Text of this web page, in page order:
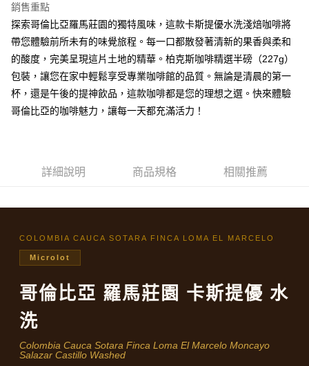
AFTEE先享後付
相關說明
【關於「AFTEE先享後付」】
AFTEE先享後付是「在收到商品之後才付款」的支付方式。 讓您購物簡單
便利好安心！
１．簡單：不需註冊會員、不需綁卡、不需儲值。
２．便利：只要手機號碼，簡訊認證，即可結帳。
２．訂單成立數日內，您將收到繳費通知簡訊。
３．收到繳費通知簡訊後14天內，點擊此簡訊中的連結，可透過四大超商／
※ 交易是否成功請以「AFTEE先享後付 」之結帳頁面顯示為準，若有關於
是否繳費成功／繳費後需取消欲退款等相關疑問，請聯繫「AFTEE先享後付
客戶支援中心」https://netprotections.freshdesk.com/support/home
【注意事項】
１．透過由恩沛科技股份有限公司提供之「AFTEE先享後付」服務完成之交
易，需依本服務之必要範圍內提供個人資料，並將交易相關給付款項請求債
權轉讓予恩沛科技股份有限公司。
２．關於個人資料處理事宜，請瀏覽以下網址：
https://aftee.tw/terms/#terms3
付款後全家取貨
每筆NT$60，滿NT$600(含以上)免運費
銷售重點
探索哥倫比亞羅馬莊園的獨特風味，這款卡斯提優水洗淺焙咖啡將
帶您體驗前所未有的味覺旅程。每一口都散發著清新的果香與柔和
的酸度，完美呈現這片土地的精華。柏克斯咖啡精選半磅（227g）
包裝，讓您在家中輕鬆享受專業咖啡館的品質。無論是清晨的第一
杯，還是午後的提神飲品，這款咖啡都是您的理想之選。快來體驗
哥倫比亞的咖啡魅力，讓每一天都充滿活力！
詳細說明 商品規格 相關推薦
COLOMBIA CAUCA SOTARA FINCA LOMA EL MARCELO
Microlot
哥倫比亞 羅馬莊園 卡斯提優 水
洗
Colombia Cauca Sotara Finca Loma El Marcelo Moncayo
Salazar Castillo Washed